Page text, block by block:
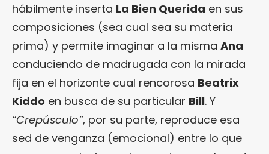
hábilmente inserta La Bien Querida en sus
composiciones (sea cual sea su materia
prima) y permite imaginar a la misma Ana
conduciendo de madrugada con la mirada
fija en el horizonte cual rencorosa Beatrix
Kiddo en busca de su particular Bill. Y
“Crepúsculo”, por su parte, reproduce esa
sed de venganza (emocional) entre lo que